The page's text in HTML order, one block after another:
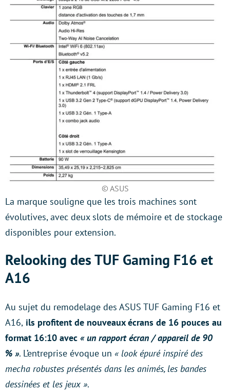
© ASUS
La marque souligne que les trois machines sont
évolutives, avec deux slots de mémoire et de stockage
disponibles pour extension.
Relooking des TUF Gaming F16 et
A16
Au sujet du remodelage des ASUS TUF Gaming F16 et
A16, ils profitent de nouveaux écrans de 16 pouces au
format 16:10 avec « un rapport écran / appareil de 90
% ». L’entreprise évoque un « look épuré inspiré des
mecha robustes présentés dans les animés, les bandes
dessinées et les jeux ».